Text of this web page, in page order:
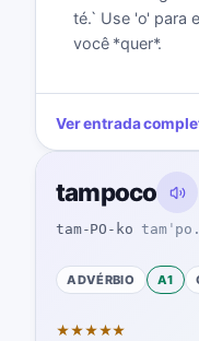
té.` Use 'o' para
você *quer*.
Ver entrada
tampoco
tam-PO-ko
ADVÉRBIO A1
★★★★★